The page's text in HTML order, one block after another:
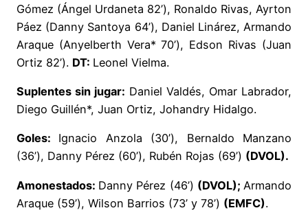
Gómez (Ángel Urdaneta 82’), Ronaldo Rivas, Ayrton
Páez (Danny Santoya 64’), Daniel Linárez, Armando
Araque (Anyelberth Vera* 70’), Edson Rivas (Juan
Ortiz 82’). DT: Leonel Vielma.
Suplentes sin jugar: Daniel Valdés, Omar Labrador,
Diego Guillén*, Juan Ortiz, Johandry Hidalgo.
Goles: Ignacio Anzola (30’), Bernaldo Manzano
(36’), Danny Pérez (60’), Rubén Rojas (69’) (DVOL).
Amonestados: Danny Pérez (46’) (DVOL); Armando
Araque (59’), Wilson Barrios (73’ y 78’) (EMFC).